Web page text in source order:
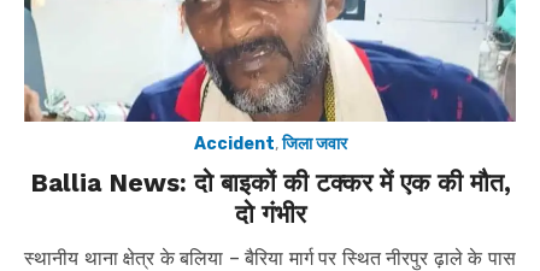
Accident,जिला जवार
Ballia News: दो बाइकों की टक्कर में एक की मौत,
दो गंभीर
स्थानीय थाना क्षेत्र के बलिया – बैरिया मार्ग पर स्थित नीरपुर ढ़ाले के पास